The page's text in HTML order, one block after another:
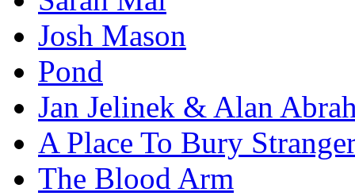
Josh Mason
Pond
Jan Jelinek & Alan
A Place To Bury
The Blood Arm